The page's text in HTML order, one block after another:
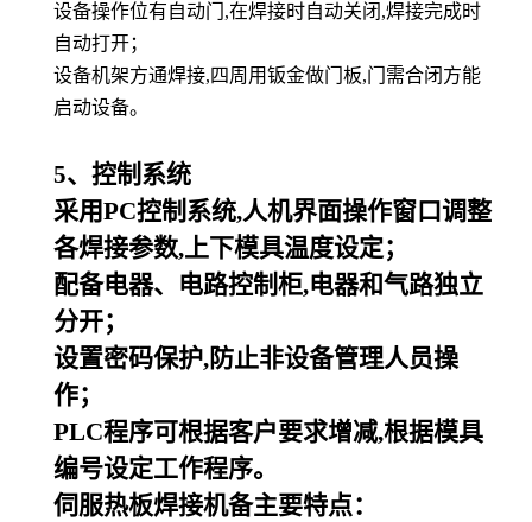
设备操作位有自动门,在焊接时自动关闭,焊接完成时
自动打开；
设备机架方通焊接,四周用钣金做门板,门需合闭方能
启动设备。
5、控制系统
采用PC控制系统,人机界面操作窗口调整
各焊接参数,上下模具温度设定；
配备电器、电路控制柜,电器和气路独立
分开；
设置密码保护,防止非设备管理人员操
作；
PLC程序可根据客户要求增减,根据模具
编号设定工作程序。
伺服热板焊接机备主要特点：